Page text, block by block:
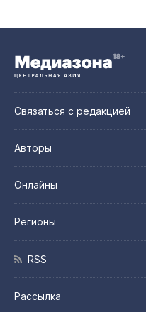
Связаться с редакцией
Авторы
Онлайны
Регионы
RSS
Рассылка